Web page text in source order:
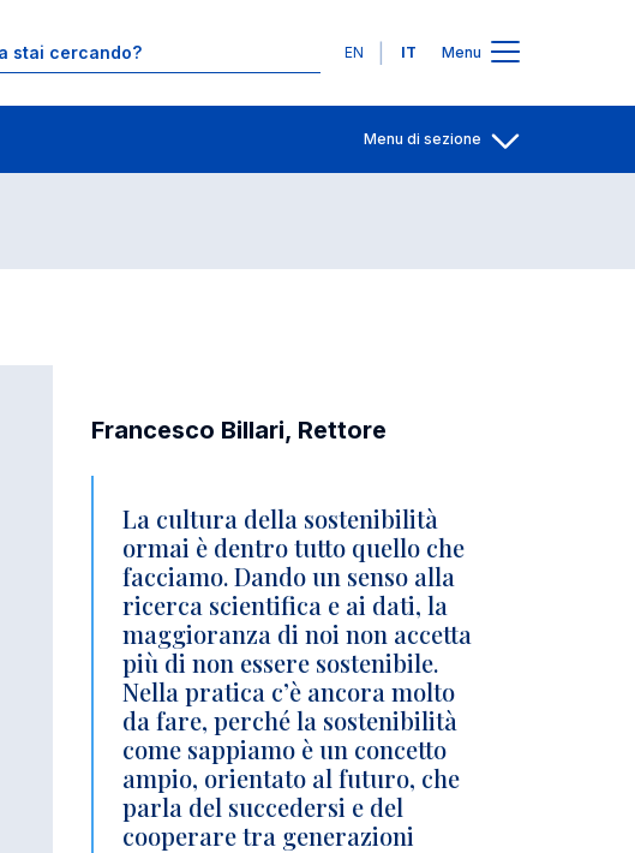
Lingue
EN IT Menu
Menu di sezione Apri per
Francesco Billari, Rettore
La cultura della sostenibilità
ormai è dentro tutto quello che
facciamo. Dando un senso alla
ricerca scientifica e ai dati, la
maggioranza di noi non accetta
più di non essere sostenibile.
Nella pratica c’è ancora molto
da fare, perché la sostenibilità
come sappiamo è un concetto
ampio, orientato al futuro, che
parla del succedersi e del
cooperare tra generazioni